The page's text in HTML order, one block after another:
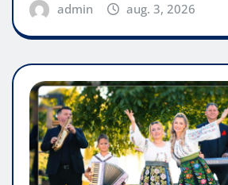
admin aug. 3, 2026